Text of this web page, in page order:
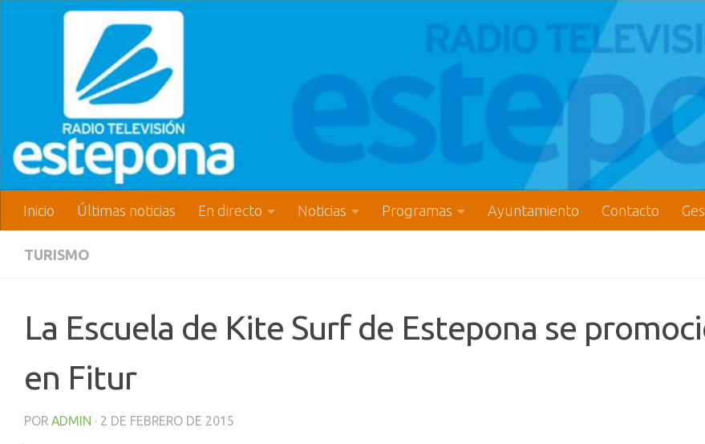
Inicio Últimas noticias En directo Noticias Programas Ayuntamiento Contacto
TURISMO
La Escuela de Kite Surf de Estepona se
en Fitur
POR ADMIN · 2 DE FEBRERO DE 2015